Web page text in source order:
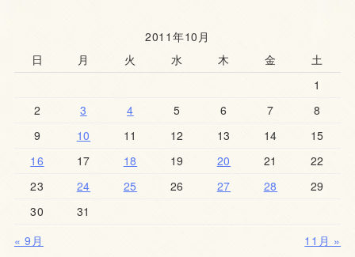
2011年10月
日
月 火 水 木 金
土
1
2
3 4 5 6 7
8
9
10 11 12 13 14
15
16
17 18 19 20 21
22
23
24 25 26 27 28
29
30
31
« 9月
11月 »